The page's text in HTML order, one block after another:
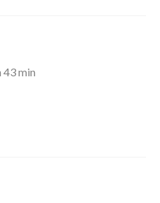
43 min